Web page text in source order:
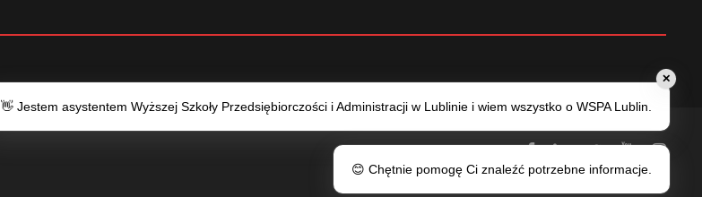
✕
👋 Jestem asystentem Wyższej Szkoły Przedsiębiorczości i Administracji w Lublinie i wiem wszystko o WSPA Lublin.
😊 Chętnie pomogę Ci znaleźć potrzebne informacje.